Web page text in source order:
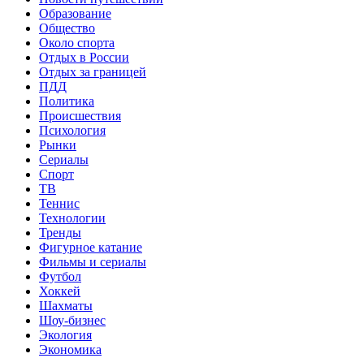
Образование
Общество
Около спорта
Отдых в России
Отдых за границей
ПДД
Политика
Происшествия
Психология
Рынки
Сериалы
Спорт
ТВ
Теннис
Технологии
Тренды
Фигурное катание
Фильмы и сериалы
Футбол
Хоккей
Шахматы
Шоу-бизнес
Экология
Экономика